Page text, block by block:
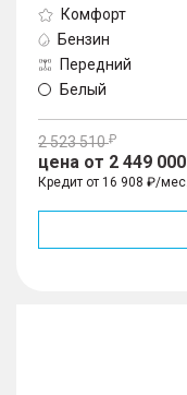
Комфорт
Бензин
Передний
Белый
2 523 510
цена от 2 449 000
Кредит от 16 908 ₽/мес.